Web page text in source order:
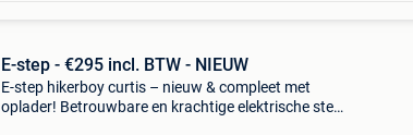
E-step - €295 incl. BTW - NIEUW
E-step hikerboy curtis – nieuw & compleet met
oplader! Betrouwbare en krachtige elektrische step